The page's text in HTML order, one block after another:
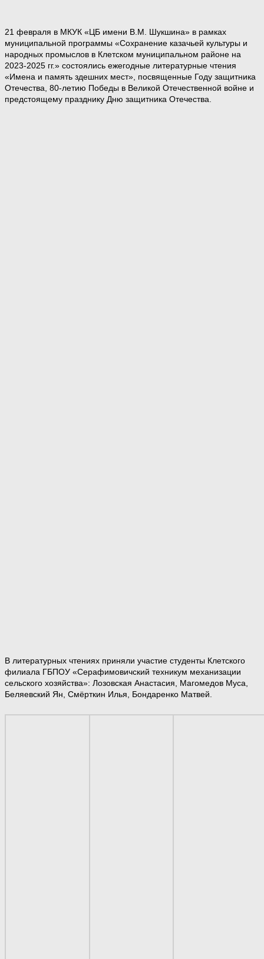
21 февраля в МКУК «ЦБ имени В.М. Шукшина» в рамках
муниципальной программы «Сохранение казачьей культуры и
народных промыслов в Клетском муниципальном районе на
2023-2025 гг.» состоялись ежегодные литературные чтения
«Имена и память здешних мест», посвященные Году защитника
Отечества, 80-летию Победы в Великой Отечественной войне и
предстоящему празднику Дню защитника Отечества.
В литературных чтениях приняли участие студенты Клетского
филиала ГБПОУ «Серафимовичский техникум механизации
сельского хозяйства»: Лозовская Анастасия, Магомедов Муса,
Беляевский Ян, Смёрткин Илья, Бондаренко Матвей.